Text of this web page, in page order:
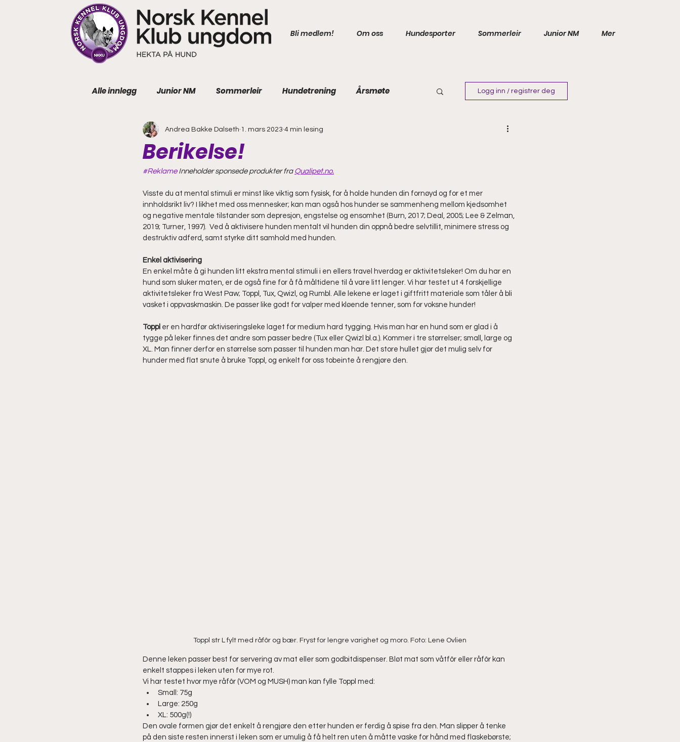
Bli medlem! Om oss Hundesporter Sommerleir Junior NM Mer
Alle innlegg Junior NM Sommerleir Hundetrening Årsmøte Logg inn / registrer deg
Berikelse!
Andrea Bakke Dalseth 1. mars 2023 4 min lesing
#Reklame Inneholder sponsede produkter fra Qualipet.no.
Visste du at mental stimuli er minst like viktig som fysisk, for å holde hunden din fornøyd og for et mer
innholdsrikt liv? I likhet med oss mennesker; kan man også hos hunder se sammenheng mellom kjedsomhet
og negative mentale tilstander som depresjon, engstelse og ensomhet (Burn, 2017; Deal, 2005; Lee & Zelman,
2019; Turner, 1997).  Ved å aktivisere hunden mentalt vil hunden din oppnå bedre selvtillit, minimere stress og
destruktiv adferd, samt styrke ditt samhold med hunden.
Enkel aktivisering
En enkel måte å gi hunden litt ekstra mental stimuli i en ellers travel hverdag er aktivitetsleker! Om du har en
hund som sluker maten, er de også fine for å få måltidene til å vare litt lenger. Vi har testet ut 4 forskjellige
aktivitetsleker fra West Paw; Toppl, Tux, Qwizl, og Rumbl. Alle lekene er laget i giftfritt materiale som tåler å bli
vasket i oppvaskmaskin. De passer like godt for valper med kløende tenner, som for voksne hunder!
Toppl er en hardfør aktiviseringsleke laget for medium hard tygging. Hvis man har en hund som er glad i å
tygge på leker finnes det andre som passer bedre (Tux eller Qwizl bl.a.). Kommer i tre størrelser; small, large og
XL. Man finner derfor en størrelse som passer til hunden man har. Det store hullet gjør det mulig selv for
hunder med flat snute å bruke Toppl, og enkelt for oss tobeinte å rengjøre den.
Toppl str L fylt med råfôr og bær. Fryst for lengre varighet og moro. Foto: Lene Ovlien
Denne leken passer best for servering av mat eller som godbitdispenser. Bløt mat som våtfôr eller råfôr kan
enkelt stappes i leken uten for mye rot.
Vi har testet hvor mye råfôr (VOM og MUSH) man kan fylle Toppl med:
Small: 75g
Large: 250g
XL: 500g(!)
Den ovale formen gjør det enkelt å rengjøre den etter hunden er ferdig å spise fra den. Man slipper å tenke
på den siste resten innerst i leken som er umulig å få helt ren uten å måtte vaske for hånd med flaskebørste;